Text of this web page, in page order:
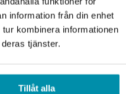
information från din enhet
kombinera informationen
tjänster.
Tillåt alla